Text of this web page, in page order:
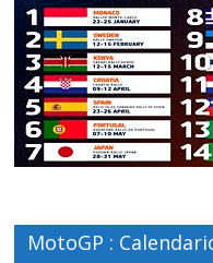
MotoGP :